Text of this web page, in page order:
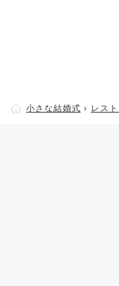
小さな結婚式 レス